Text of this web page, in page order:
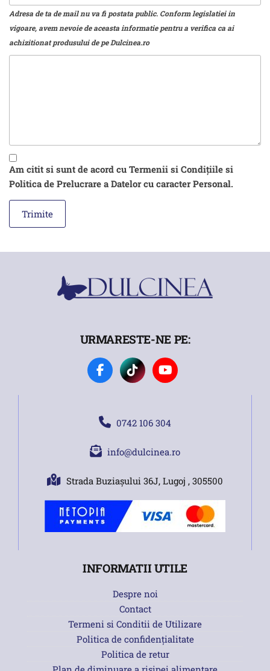
Adresa de ta de mail nu va fi postata public. Conform legislatiei in
vigoare, avem nevoie de aceasta informatie pentru a verifica ca ai
achizitionat produsului de pe Dulcinea.ro
Am citit si sunt de acord cu Termenii si Condițiile si
Politica de Prelucrare a Datelor cu caracter Personal.
URMARESTE-NE PE:
0742 106 304
info@dulcinea.ro
Strada Buziașului 36J, Lugoj , 305500
INFORMATII UTILE
Despre noi
Contact
Termeni si Conditii de Utilizare
Politica de confidențialitate
Politica de retur